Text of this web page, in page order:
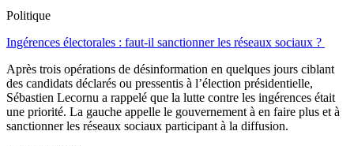
Politique
Ingérences électorales : faut-il sanctionner les réseaux sociaux ?
Après trois opérations de désinformation en quelques jours ciblant
des candidats déclarés ou pressentis à l’élection présidentielle,
Sébastien Lecornu a rappelé que la lutte contre les ingérences était
une priorité. La gauche appelle le gouvernement à en faire plus et à
sanctionner les réseaux sociaux participant à la diffusion.